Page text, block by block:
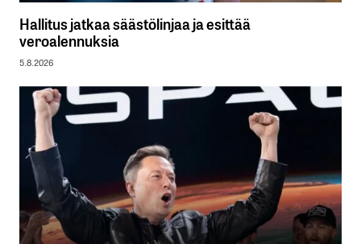
Hallitus jatkaa säästölinjaa ja esittää
veroalennuksia
5.8.2026